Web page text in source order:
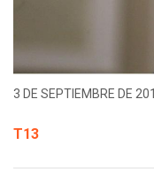
3 DE SEPTIEMBRE DE
T13